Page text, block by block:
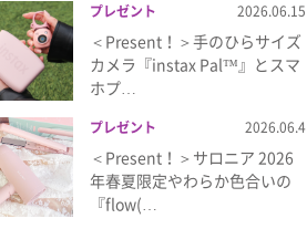
プレゼント 2026.06.15
＜Present！＞手のひらサイズ
カメラ『instax Pal™』とスマ
ホプ…
プレゼント 2026.06.4
＜Present！＞サロニア 2026
年春夏限定やわらか色合いの
『flow(…